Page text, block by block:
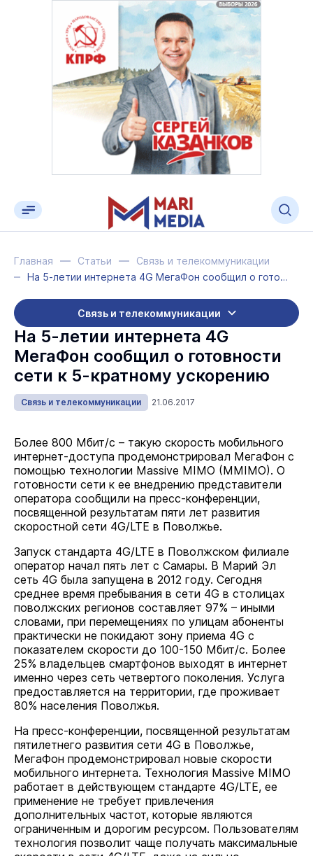
Главная Статьи
Связь и телекоммуникации
На 5-летии интернета 4G МегаФон сообщил о готовности сети к 5-кратному ускорению
Связь и телекоммуникации
На 5-летии интернета 4G
МегаФон сообщил о готовности
сети к 5-кратному ускорению
Связь и телекоммуникации 21.06.2017
Более 800 Мбит/с – такую скорость мобильного
интернет-доступа продемонстрировал МегаФон с
помощью технологии Massive MIMO (MMIMO). О
готовности сети к ее внедрению представители
оператора сообщили на пресс-конференции,
посвященной результатам пяти лет развития
скоростной сети 4G/LTE в Поволжье.
Запуск стандарта 4G/LTE в Поволжском филиале
оператор начал пять лет с Самары. В Марий Эл
сеть 4G была запущена в 2012 году. Сегодня
среднее время пребывания в сети 4G в столицах
поволжских регионов составляет 97% – иными
словами, при перемещениях по улицам абоненты
практически не покидают зону приема 4G с
показателем скорости до 100-150 Мбит/с. Более
25% владельцев смартфонов выходят в интернет
именно через сеть четвертого поколения. Услуга
предоставляется на территории, где проживает
80% населения Поволжья.
На пресс-конференции, посвященной результатам
пятилетнего развития сети 4G в Поволжье,
МегаФон продемонстрировал новые скорости
мобильного интернета. Технология Massive MIMO
работает в действующем стандарте 4G/LTE, ее
применение не требует привлечения
дополнительных частот, которые являются
ограниченным и дорогим ресурсом. Пользователям
технология позволит чаще получать максимальные